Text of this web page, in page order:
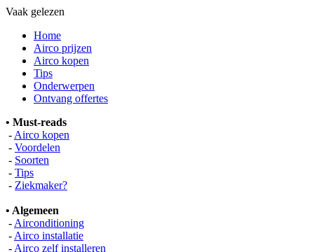
Vaak gelezen
Home
Airco prijzen
Airco kopen
Tips
Onderwerpen
Ontvang offertes
• Must-reads
- Airco kopen
- Voordelen
- Soorten
- Tips
- Ziekmaker?
• Algemeen
- Airconditioning
- Airco installatie
- Airco zelf installeren